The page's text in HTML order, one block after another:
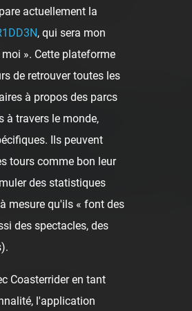
Supportive 🙏 Thankful
Comment
post:
SOLEIL SUR CASEY JR.
comment posted.
actuellement la
, qui sera mon
». Cette plateforme
de retrouver toutes les
à propos des parcs
à travers le monde,
Ils peuvent
tours comme bon leur
des statistiques
mesure qu'ils « font des
des spectacles, des
Coasterrider en tant
l'application